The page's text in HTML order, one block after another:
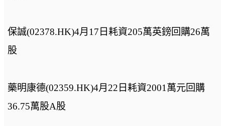
保誠(02378.HK)4月17日耗資205萬英鎊回購26萬
股
藥明康德(02359.HK)4月22日耗資2001萬元回購
36.75萬股A股